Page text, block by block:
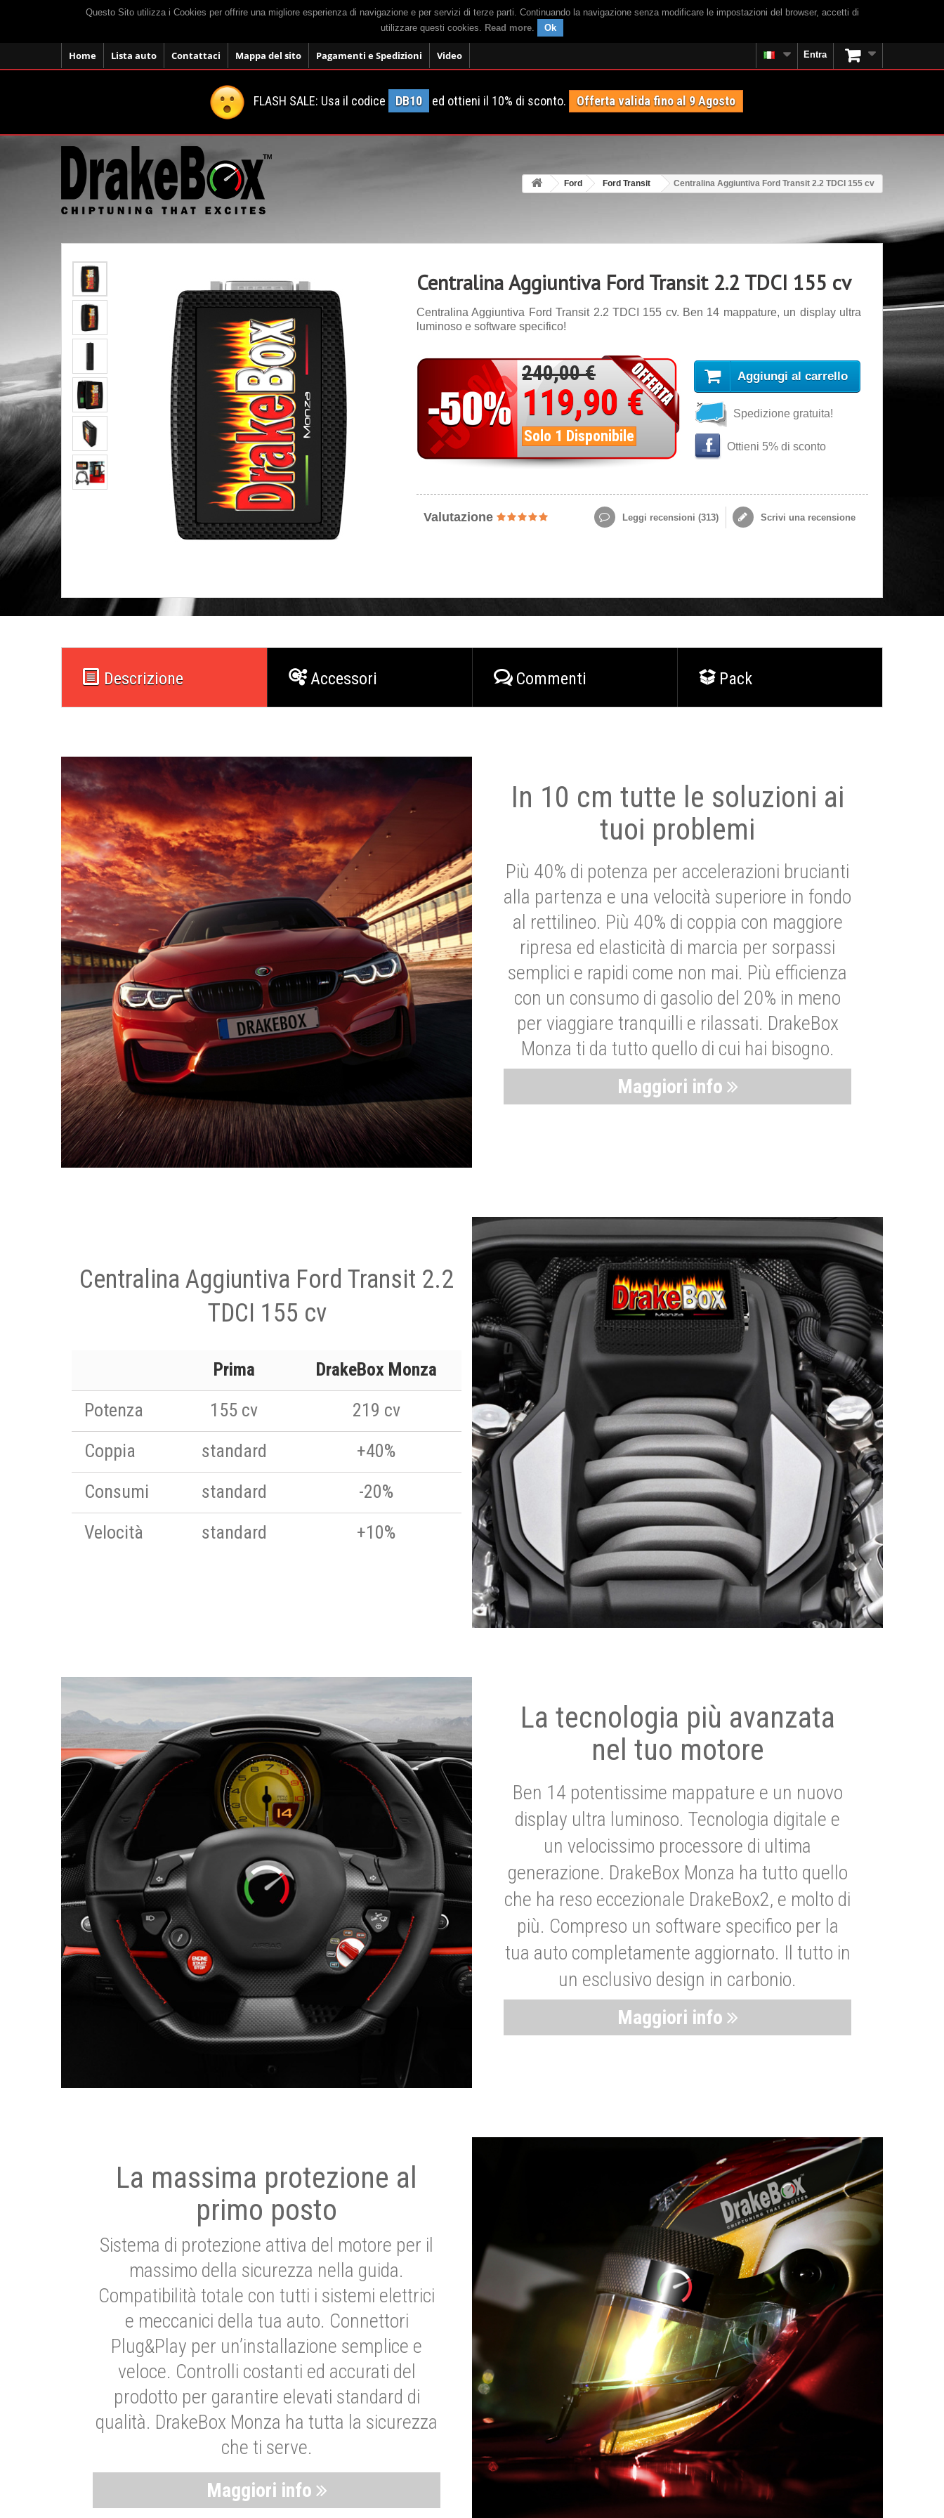
Questo Sito utilizza i Cookies per offrire una migliore esperienza di navigazione e per servizi di terze parti. Continuando la navigazione senza modificare le impostazioni del browser, accetti di
utilizzare questi cookies. Read more. Ok
Home Lista auto Contattaci Mappa del sito Pagamenti e Spedizioni Video Entra
FLASH SALE: Usa il codice DB10 ed ottieni il 10% di sconto. Offerta valida fino al 9 Agosto
Ford Ford Transit Centralina Aggiuntiva Ford Transit 2.2 TDCI 155 cv
Centralina Aggiuntiva Ford Transit 2.2 TDCI 155 cv
Centralina Aggiuntiva Ford Transit 2.2 TDCI 155 cv. Ben 14 mappature, un display ultra
luminoso e software specifico!
240,00 €
119,90 €
Solo 1 Disponibile
Aggiungi al carrello
Spedizione gratuita!
Ottieni 5% di sconto
Valutazione Leggi recensioni (313) Scrivi una recensione
Descrizione Accessori Commenti Pack
In 10 cm tutte le soluzioni ai
tuoi problemi
Più 40% di potenza per accelerazioni brucianti
alla partenza e una velocità superiore in fondo
al rettilineo. Più 40% di coppia con maggiore
ripresa ed elasticità di marcia per sorpassi
semplici e rapidi come non mai. Più efficienza
con un consumo di gasolio del 20% in meno
per viaggiare tranquilli e rilassati. DrakeBox
Monza ti da tutto quello di cui hai bisogno.
Maggiori info
Centralina Aggiuntiva Ford Transit 2.2
TDCI 155 cv
Prima
DrakeBox Monza
Potenza
155 cv
219 cv
Coppia
standard
+40%
Consumi
standard
-20%
Velocità
standard +10%
La tecnologia più avanzata
nel tuo motore
Ben 14 potentissime mappature e un nuovo
display ultra luminoso. Tecnologia digitale e
un velocissimo processore di ultima
generazione. DrakeBox Monza ha tutto quello
che ha reso eccezionale DrakeBox2, e molto di
più. Compreso un software specifico per la
tua auto completamente aggiornato. Il tutto in
un esclusivo design in carbonio.
Maggiori info
La massima protezione al
primo posto
Sistema di protezione attiva del motore per il
massimo della sicurezza nella guida.
Compatibilità totale con tutti i sistemi elettrici
e meccanici della tua auto. Connettori
Plug&Play per un’installazione semplice e
veloce. Controlli costanti ed accurati del
prodotto per garantire elevati standard di
qualità. DrakeBox Monza ha tutta la sicurezza
che ti serve.
Maggiori info